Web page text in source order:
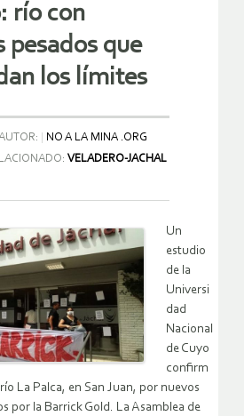
río con
pesados que
los límites
NO A LA MINA .ORG
VELADERO-JACHAL
Un
estudio
de la
Universi
dad
Nacional
de Cuyo
confirm
La Palca, en San Juan, por nuevos
por la Barrick Gold. La Asamblea de